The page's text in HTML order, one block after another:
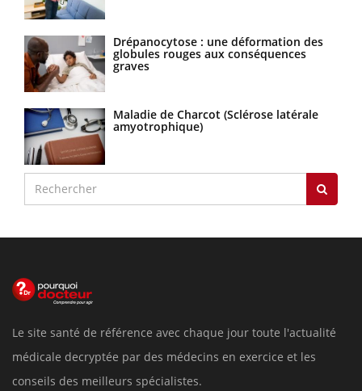
Drépanocytose : une déformation des
globules rouges aux conséquences
graves
Maladie de Charcot (Sclérose latérale
amyotrophique)
Le site santé de référence avec chaque jour toute l'actualité
médicale decryptée par des médecins en exercice et les
conseils des meilleurs spécialistes.